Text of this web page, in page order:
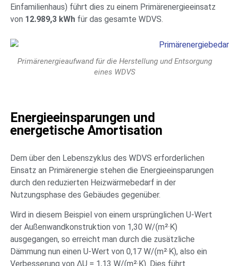
Einfamilienhaus) führt dies zu einem Primärenergieeinsatz
von 12.989,3 kWh für das gesamte WDVS.
Primärenergieaufwand für die Herstellung und Entsorgung
eines WDVS
Energieeinsparungen und
energetische Amortisation
Dem über den Lebenszyklus des WDVS erforderlichen
Einsatz an Primärenergie stehen die Energieeinsparungen
durch den reduzierten Heizwärmebedarf in der
Nutzungsphase des Gebäudes gegenüber.
Wird in diesem Beispiel von einem ursprünglichen U-Wert
der Außenwandkonstruktion von 1,30 W/(m²·K)
ausgegangen, so erreicht man durch die zusätzliche
Dämmung nun einen U-Wert von 0,17 W/(m²·K), also ein
Verbesserung von ΔU = 1,13 W/(m²·K). Dies führt